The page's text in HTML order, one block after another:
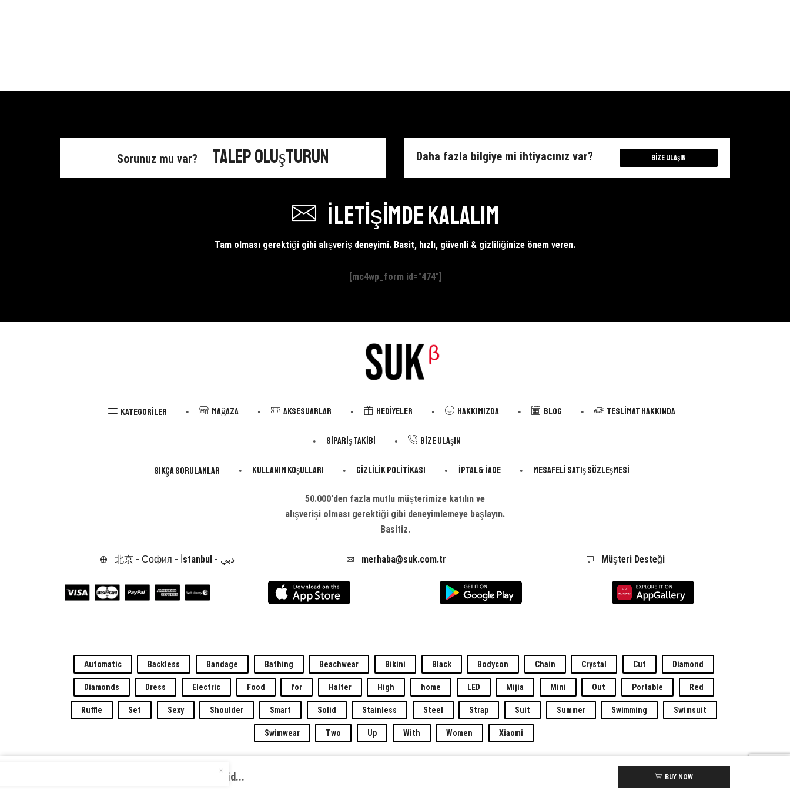
Sorunuz mu var? Talep Oluşturun Daha fazla bilgiye mi ihtiyacınız var? Bize Ulaşın
İletişimde kalalım
Tam olması gerektiği gibi alışveriş deneyimi. Basit, hızlı, güvenli & gizliliğinize önem veren.
[mc4wp_form id="474"]
Kategoriler Mağaza Aksesuarlar Hediyeler Hakkımızda Blog Teslimat Hakkında
Sipariş Takibi Bize Ulaşın
Sıkça Sorulanlar Kullanım Koşulları Gizlilik Politikası İptal & İade Mesafeli Satış Sözleşmesi
50.000'den fazla mutlu müşterimize katılın ve
alışverişi olması gerektiği gibi deneyimlemeye başlayın.
Basitiz.
北京 - София - İstanbul - دبي merhaba@suk.com.tr Müşteri Desteği
Automatic Backless Bandage Bathing Beachwear Bikini Black Bodycon Chain Crystal Cut Diamond
Diamonds Dress Electric Food for Halter High home LED Mijia Mini Out Portable Red
Ruffle Set Sexy Shoulder Smart Solid Stainless Steel Strap Suit Summer Swimming Swimsuit
Swimwear Two Up With Women Xiaomi
Luxury Rhinestone Bikini Solid... BUY NOW